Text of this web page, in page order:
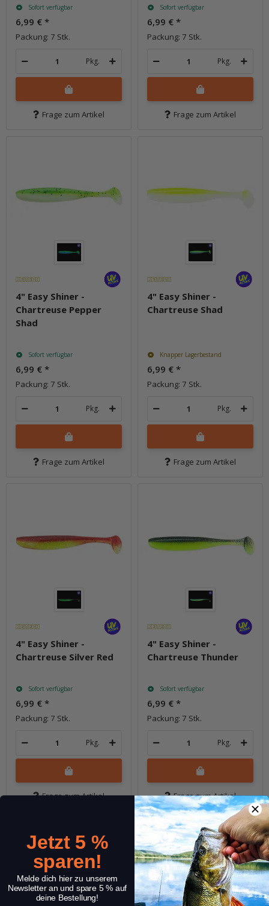
Sofort verfügbar
6,99 € *
Packung: 7 Stk.
Pkg.
Frage zum Artikel
Sofort verfügbar
6,99 € *
Packung: 7 Stk.
Pkg.
Frage zum Artikel
4" Easy Shiner -
Chartreuse Pepper
Shad
Sofort verfügbar
6,99 € *
Packung: 7 Stk.
Pkg.
Frage zum Artikel
4" Easy Shiner -
Chartreuse Shad
Knapper Lagerbestand
6,99 € *
Packung: 7 Stk.
Pkg.
Frage zum Artikel
4" Easy Shiner -
Chartreuse Silver Red
Sofort verfügbar
6,99 € *
Packung: 7 Stk.
Pkg.
Frage zum Artikel
4" Easy Shiner -
Chartreuse Thunder
Sofort verfügbar
6,99 € *
Packung: 7 Stk.
Pkg.
Frage zum Artikel
Jetzt 5 %
sparen!
Melde dich hier zu unserem
Newsletter an und spare 5 % auf
deine Bestellung!